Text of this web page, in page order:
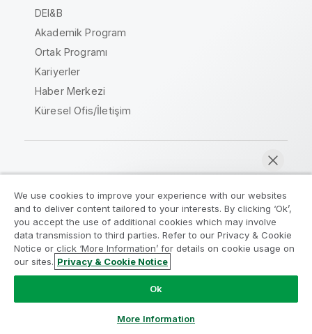
Şimdi sohbet et
DEI&B
Akademik Program
Ortak Programı
Kariyerler
Haber Merkezi
Küresel Ofis/İletişim
Yasal sözleşmeler
Ürün Koşulları
Legal Policies
Legal Policies
Kullanım koşulları
Ticari markalar
Do Not Share My Info
Telif Hakkı © 1993-2026 QlikTech International AB. Tüm
We use cookies to improve your experience with our websites
and to deliver content tailored to your interests. By clicking ‘Ok’,
you accept the use of additional cookies which may involve
data transmission to third parties. Refer to our Privacy & Cookie
Notice or click ‘More Information’ for details on cookie usage on
our sites. Privacy & Cookie Notice
Ok
More Information